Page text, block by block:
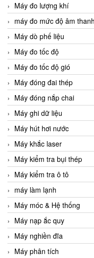
Máy đo lượng khí
máy đo mức độ âm thanh
Máy dò phế liệu
Máy đo tốc độ
Máy đo tốc độ gió
Máy đóng đai thép
Máy đóng nắp chai
Máy ghi dữ liệu
Máy hút hơi nước
Máy khắc laser
Máy kiểm tra bụi thép
Máy kiểm tra ô tô
máy làm lạnh
Máy móc & Hệ thống
Máy nạp ắc quy
Máy nghiền đĩa
Máy phân tích